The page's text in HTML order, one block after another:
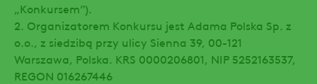
„Konkursem”).
2. Organizatorem Konkursu jest Adama Polska Sp. z
o.o., z siedzibą przy ulicy Sienna 39, 00-121
Warszawa, Polska. KRS 0000206801, NIP 5252163537,
REGON 016267446